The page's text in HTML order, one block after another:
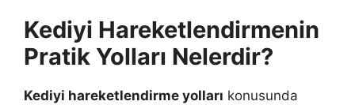
Kediyi Hareketlendirmenin
Pratik Yolları Nelerdir?
Kediyi hareketlendirme yolları konusunda